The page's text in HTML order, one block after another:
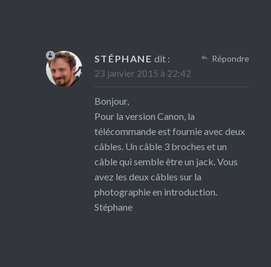
STÉPHANE dit :
23 janvier 2015 à 22:42
Bonjour,
Pour la version Canon, la
télécommande est fournie avec deux
câbles. Un câble 3 broches et un
câble qui semble être un jack. Vous
avez les deux câbles sur la
photographie en introduction.
Stéphane
Répondre